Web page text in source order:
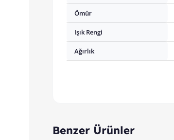
Ömür
Işık Rengi
Ağırlık
Benzer Ürünler